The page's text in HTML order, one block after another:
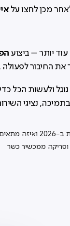
יותר – ביצוע
החיבור לפעולה
ולעשות הכל
נציגי
לך?
ממכשיר כשר